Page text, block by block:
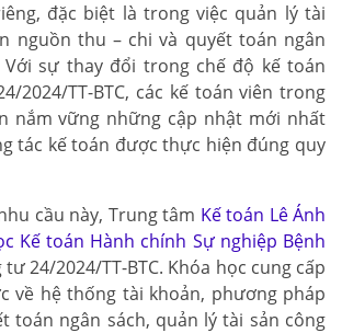
đặc biệt là trong việc quản lý tài
nguồn thu – chi và quyết toán ngân
Với sự thay đổi trong chế độ kế toán
2024/TT-BTC, các kế toán viên trong
nắm vững những cập nhật mới nhất
tác kế toán được thực hiện đúng quy
cầu này, Trung tâm Kế toán Lê Ánh
Kế toán Hành chính Sự nghiệp Bệnh
24/2024/TT-BTC. Khóa học cung cấp
về hệ thống tài khoản, phương pháp
toán ngân sách, quản lý tài sản công